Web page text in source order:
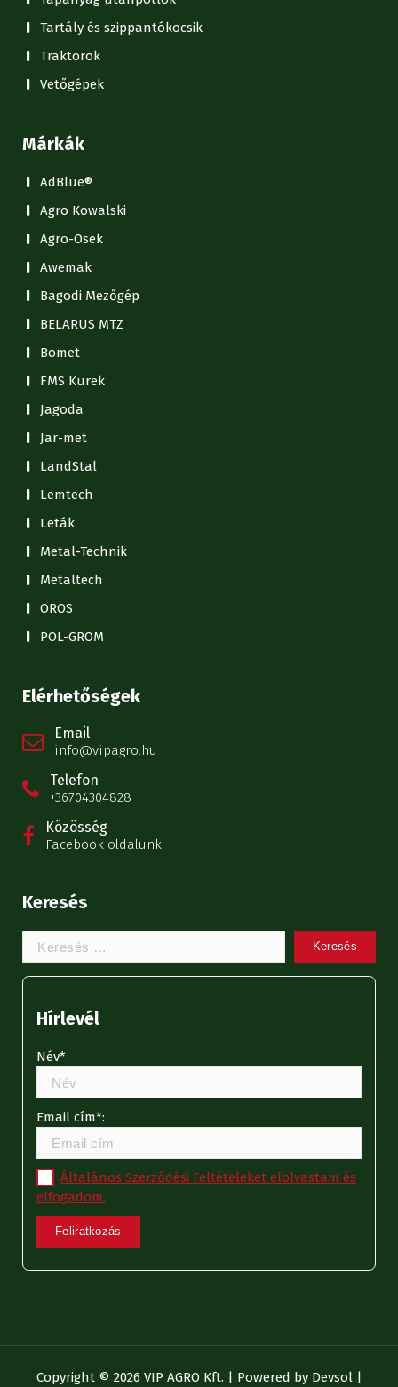
Tartály és szippantókocsik
Traktorok
Vetőgépek
Márkák
AdBlue®
Agro Kowalski
Agro-Osek
Awemak
Bagodi Mezőgép
BELARUS MTZ
Bomet
FMS Kurek
Jagoda
Jar-met
LandStal
Lemtech
Leták
Metal-Technik
Metaltech
OROS
POL-GROM
Elérhetőségek
Email
info@vipagro.hu
Telefon
+36704304828
Közösség
Facebook oldalunk
Keresés
Keresem:
Hírlevél
Név*
Email cím*:
Általános Szerződési Feltételeket elolvastam és
elfogadom.
Copyright © 2026 VIP AGRO Kft. | Powered by Devsol|